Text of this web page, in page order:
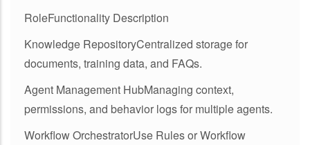
RoleFunctionality Description
Knowledge RepositoryCentralized storage for
documents, training data, and FAQs.
Agent Management HubManaging context,
permissions, and behavior logs for multiple agents.
Workflow OrchestratorUse Rules or Workflow